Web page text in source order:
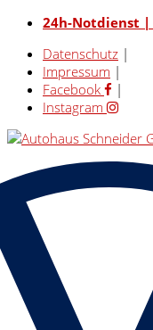
24h-Notdienst |
Datenschutz |
Impressum |
Facebook
|
Instagram